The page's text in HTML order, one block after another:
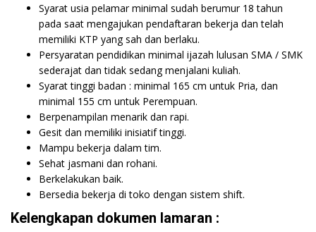
Syarat usia pelamar minimal sudah berumur 18 tahun
pada saat mengajukan pendaftaran bekerja dan telah
memiliki KTP yang sah dan berlaku.
Persyaratan pendidikan minimal ijazah lulusan SMA / SMK
sederajat dan tidak sedang menjalani kuliah.
Syarat tinggi badan : minimal 165 cm untuk Pria, dan
minimal 155 cm untuk Perempuan.
Berpenampilan menarik dan rapi.
Gesit dan memiliki inisiatif tinggi.
Mampu bekerja dalam tim.
Sehat jasmani dan rohani.
Berkelakukan baik.
Bersedia bekerja di toko dengan sistem shift.
Kelengkapan dokumen lamaran :